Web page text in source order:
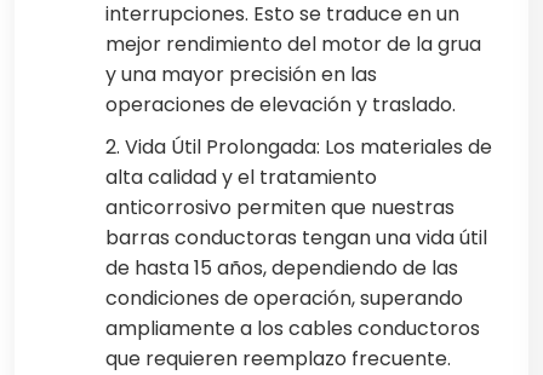
interrupciones. Esto se traduce en un
mejor rendimiento del motor de la grua
y una mayor precisión en las
operaciones de elevación y traslado.
2. Vida Útil Prolongada: Los materiales de
alta calidad y el tratamiento
anticorrosivo permiten que nuestras
barras conductoras tengan una vida útil
de hasta 15 años, dependiendo de las
condiciones de operación, superando
ampliamente a los cables conductoros
que requieren reemplazo frecuente.